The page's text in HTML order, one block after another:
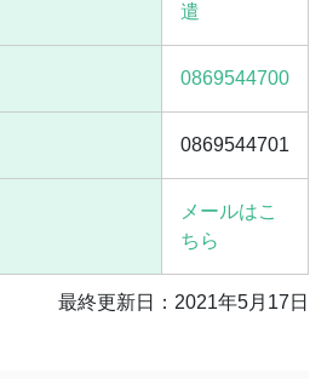
遣
0869544700
0869544701
メールはこ
ちら
最終更新日：2021年5月17日